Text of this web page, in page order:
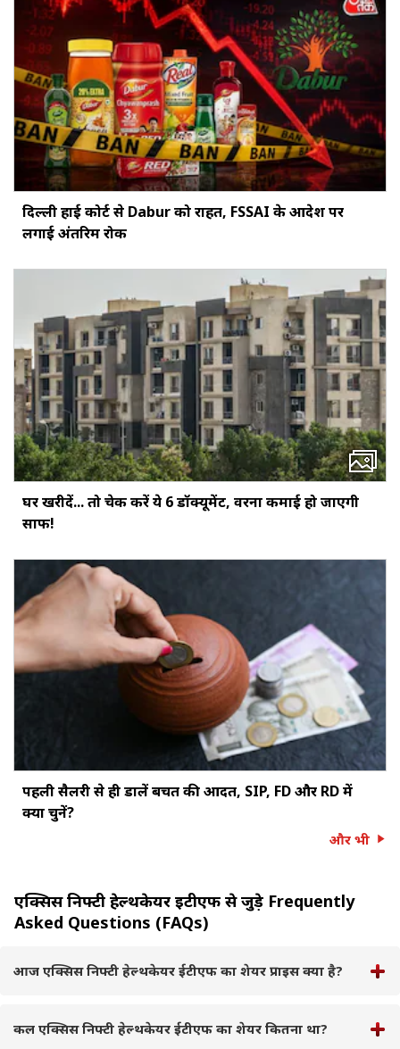
दिल्ली हाई कोर्ट से Dabur को राहत, FSSAI के आदेश पर
लगाई अंतरिम रोक
घर खरीदें... तो चेक करें ये 6 डॉक्‍यूमेंट, वरना कमाई हो जाएगी
साफ!
पहली सैलरी से ही डालें बचत की आदत, SIP, FD और RD में
क्या चुनें?
और भी
एक्सिस निफ्टी हेल्थकेयर ईटीएफ से जुड़े Frequently
Asked Questions (FAQs)
आज एक्सिस निफ्टी हेल्थकेयर ईटीएफ का शेयर प्राइस क्या है?
कल एक्सिस निफ्टी हेल्थकेयर ईटीएफ का शेयर कितना था?